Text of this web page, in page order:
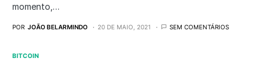
momento,…
POR JOÃO BELARMINDO 20 DE MAIO, 2021 SEM COMENTÁRIOS
BITCOIN